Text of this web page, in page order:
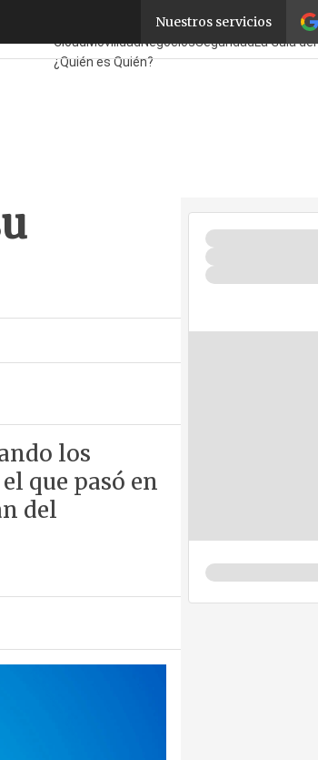
Nuestros servicios
MayoristasTicPymesCorporate
CloudMovilidadNegociosSeguridadLa Guía del
¿Quién es Quién?
los
que pasó en
del